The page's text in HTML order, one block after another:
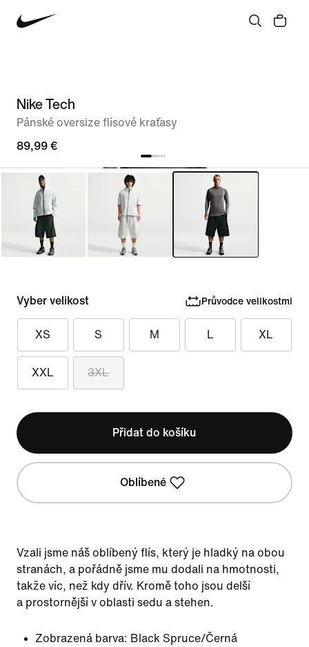
Nike Tech
Pánské oversize flísové kraťasy
89,99 €
Vyber velikost Průvodce velikostmi
XS S M L XL
XXL 3XL
Přidat do košíku
Oblíbené
Vzali jsme náš oblíbený flís, který je hladký na obou
stranách, a pořádně jsme mu dodali na hmotnosti,
takže víc, než kdy dřív. Kromě toho jsou delší
a prostornější v oblasti sedu a stehen.
Zobrazená barva: Black Spruce/Černá